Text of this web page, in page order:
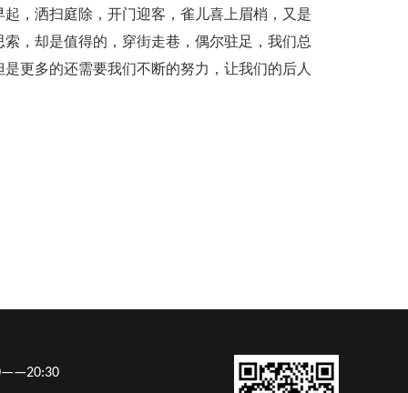
，洒扫庭除，开门迎客，雀儿喜上眉梢，又是
，却是值得的，穿街走巷，偶尔驻足，我们总
更多的还需要我们不断的努力，让我们的后人